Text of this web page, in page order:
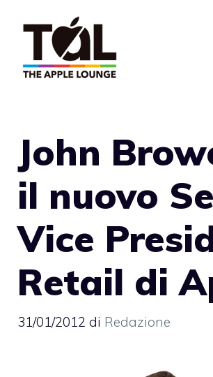
contenuto
John
il nuovo
Vice
Retail di
31/01/2012 di Redazione